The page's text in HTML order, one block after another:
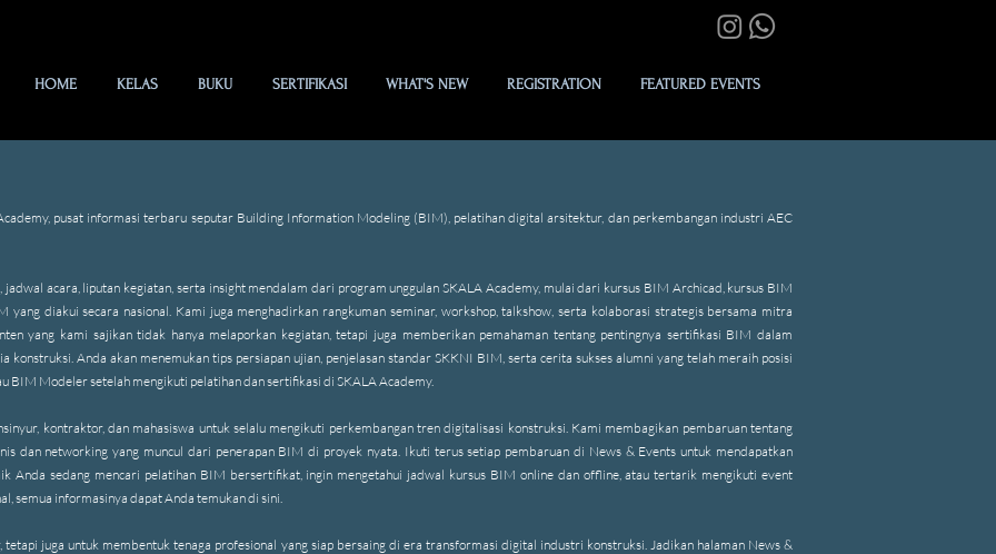
HOME KELAS BUKU SERTIFIKASI WHAT'S NEW REGISTRATION FEATURED EVENTS
pusat informasi terbaru seputar Building Information Modeling (BIM), pelatihan digital arsitektur, dan perkembangan industri AEC
acara, liputan kegiatan, serta insight mendalam dari program unggulan SKALA Academy, mulai dari kursus BIM Archicad, kursus BIM
yang diakui secara nasional. Kami juga menghadirkan rangkuman seminar, workshop, talkshow, serta kolaborasi strategis bersama mitra
yang kami sajikan tidak hanya melaporkan kegiatan, tetapi juga memberikan pemahaman tentang pentingnya sertifikasi BIM dalam
Anda akan menemukan tips persiapan ujian, penjelasan standar SKKNI BIM, serta cerita sukses alumni yang telah meraih posisi
BIM Modeler setelah mengikuti pelatihan dan sertifikasi di SKALA Academy.
kontraktor, dan mahasiswa untuk selalu mengikuti perkembangan tren digitalisasi konstruksi. Kami membagikan pembaruan tentang
dan networking yang muncul dari penerapan BIM di proyek nyata. Ikuti terus setiap pembaruan di News & Events untuk mendapatkan
Anda sedang mencari pelatihan BIM bersertifikat, ingin mengetahui jadwal kursus BIM online dan offline, atau tertarik mengikuti event
semua informasinya dapat Anda temukan di sini.
juga untuk membentuk tenaga profesional yang siap bersaing di era transformasi digital industri konstruksi. Jadikan halaman News &